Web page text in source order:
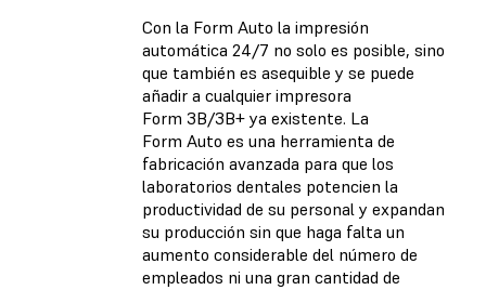
Con la Form Auto la impresión
automática 24/7 no solo es posible, sino
que también es asequible y se puede
añadir a cualquier impresora
Form 3B/3B+ ya existente. La
Form Auto es una herramienta de
fabricación avanzada para que los
laboratorios dentales potencien la
productividad de su personal y expandan
su producción sin que haga falta un
aumento considerable del número de
empleados ni una gran cantidad de